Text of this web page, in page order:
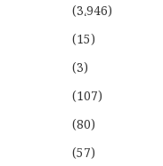
(3،946)
(15)
(3)
(107)
(80)
(57)